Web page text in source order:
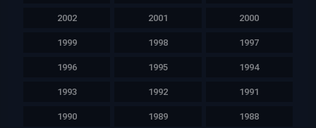
2002 2001 2000
1999 1998 1997
1996 1995 1994
1993 1992 1991
1990 1989 1988